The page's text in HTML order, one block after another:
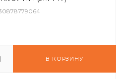
В КОРЗИНУ